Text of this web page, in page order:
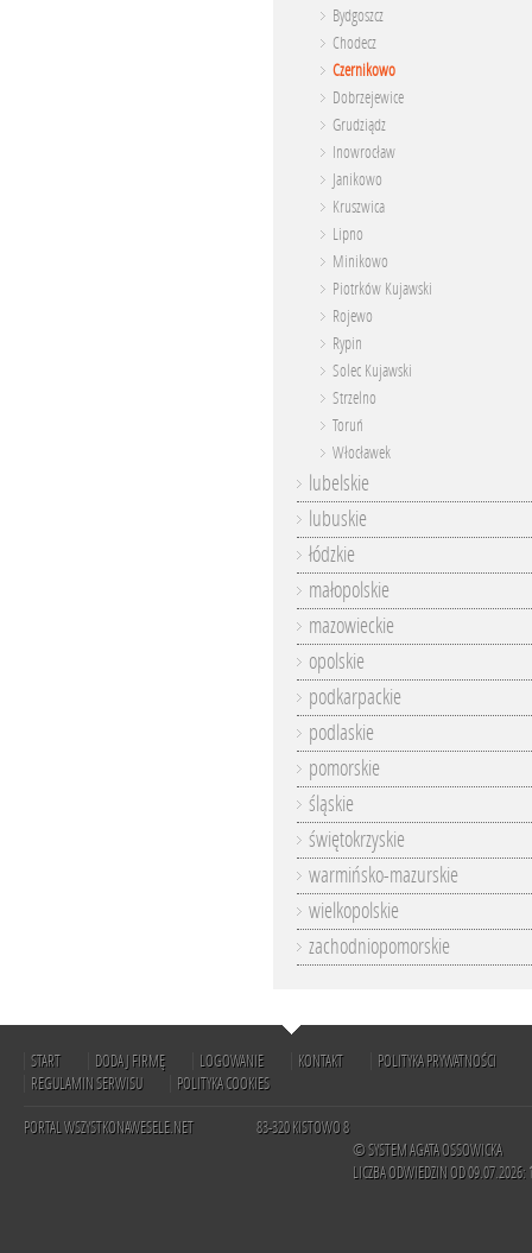
Bydgoszcz
Chodecz
Czernikowo
Dobrzejewice
Grudziądz
Inowrocław
Janikowo
Kruszwica
Lipno
Minikowo
Piotrków Kujawski
Rojewo
Rypin
Solec Kujawski
Strzelno
Toruń
Włocławek
lubelskie
lubuskie
łódzkie
małopolskie
mazowieckie
opolskie
podkarpackie
podlaskie
pomorskie
śląskie
świętokrzyskie
warmińsko-mazurskie
wielkopolskie
zachodniopomorskie
START DODAJ FIRMĘ LOGOWANIE KONTAKT
POLITYKA PRYWATNOŚCI
REGULAMIN SERWISU
POLITYKA COOKIES
PORTAL WSZYSTKONAWESELE.NET
83-320 KISTOWO 8
© SYSTEM AGATA OSSOWICKA
LICZBA ODWIEDZIN OD 09.07.2026: